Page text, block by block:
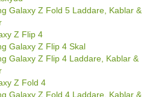
Galaxy Z Fold 5 Laddare, Kablar &
Z Flip 4
Galaxy Z Flip 4 Skal
Galaxy Z Flip 4 Laddare, Kablar &
Z Fold 4
Galaxy Z Fold 4 Laddare, Kablar &